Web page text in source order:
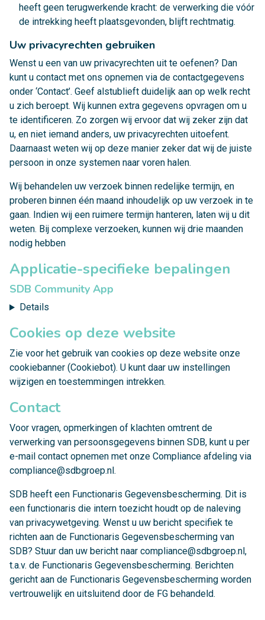
heeft geen terugwerkende kracht: de verwerking die vóór
de intrekking heeft plaatsgevonden, blijft rechtmatig.
Uw privacyrechten gebruiken
Wenst u een van uw privacyrechten uit te oefenen? Dan
kunt u contact met ons opnemen via de contactgegevens
onder ‘Contact’. Geef alstublieft duidelijk aan op welk recht
u zich beroept. Wij kunnen extra gegevens opvragen om u
te identificeren. Zo zorgen wij ervoor dat wij zeker zijn dat
u, en niet iemand anders, uw privacyrechten uitoefent.
Daarnaast weten wij op deze manier zeker dat wij de juiste
persoon in onze systemen naar voren halen.
Wij behandelen uw verzoek binnen redelijke termijn, en
proberen binnen één maand inhoudelijk op uw verzoek in te
gaan. Indien wij een ruimere termijn hanteren, laten wij u dit
weten. Bij complexe verzoeken, kunnen wij drie maanden
nodig hebben
Applicatie-specifieke bepalingen
SDB Community App
Details
Cookies op deze website
Zie voor het gebruik van cookies op deze website onze
cookiebanner (Cookiebot). U kunt daar uw instellingen
wijzigen en toestemmingen intrekken.
Contact
Voor vragen, opmerkingen of klachten omtrent de
verwerking van persoonsgegevens binnen SDB, kunt u per
e-mail contact opnemen met onze Compliance afdeling via
compliance@sdbgroep.nl .
SDB heeft een Functionaris Gegevensbescherming. Dit is
een functionaris die intern toezicht houdt op de naleving
van privacywetgeving. Wenst u uw bericht specifiek te
richten aan de Functionaris Gegevensbescherming van
SDB? Stuur dan uw bericht naar compliance@sdbgroep.nl ,
t.a.v. de Functionaris Gegevensbescherming. Berichten
gericht aan de Functionaris Gegevensbescherming worden
vertrouwelijk en uitsluitend door de FG behandeld.